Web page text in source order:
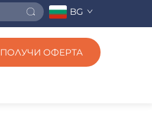
BG
ПОЛУЧИ ОФЕРТА